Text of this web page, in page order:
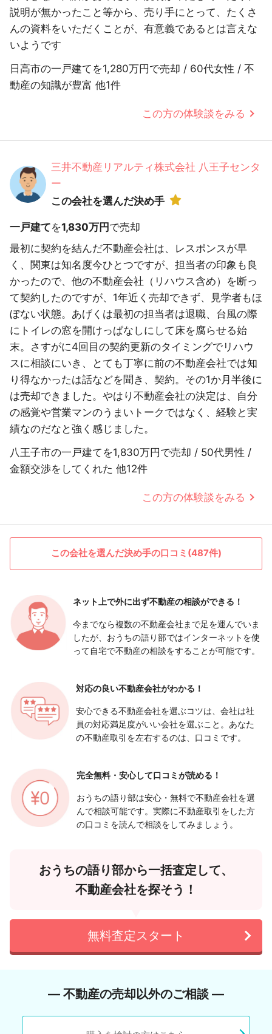
説明が無かったこと等から、売り手にとって、たくさ
んの資料をいただくことが、有意義であるとは言えな
いようです
日高市の一戸建てを1,280万円で売却 / 60代女性 / 不
動産の知識が豊富 他1件
この方の体験談をみる
三井不動産リアルティ株式会社 八王子センタ
ー
この会社を選んだ決め手
一戸建てを1,830万円で売却
最初に契約を結んだ不動産会社は、レスポンスが早
く、関東は知名度今ひとつですが、担当者の印象も良
かったので、他の不動産会社（リハウス含め）を断っ
て契約したのですが、1年近く売却できず、見学者もほ
ぼない状態。あげくは最初の担当者は退職、台風の際
にトイレの窓を開けっぱなしにして床を腐らせる始
末。さすがに4回目の契約更新のタイミングでリハウ
スに相談にいき、とても丁寧に前の不動産会社では知
り得なかったは話などを聞き、契約。その1か月半後に
は売却できました。やはり不動産会社の決定は、自分
の感覚や営業マンのうまいトークではなく、経験と実
績なのだなと強く感じました。
八王子市の一戸建てを1,830万円で売却 / 50代男性 /
金額交渉をしてくれた 他12件
この方の体験談をみる
この会社を選んだ決め手の口コミ(487件)
ネット上で外に出ず不動産の相談ができる！
今までなら複数の不動産会社まで足を運んでいま
したが、おうちの語り部ではインターネットを使
って自宅で不動産の相談をすることが可能です。
対応の良い不動産会社がわかる！
安心できる不動産会社を選ぶコツは、会社は社
員の対応満足度がいい会社を選ぶこと。あなた
の不動産取引を左右するのは、口コミです。
完全無料・安心して口コミが読める！
おうちの語り部は安心・無料で不動産会社を選
んで相談可能です。実際に不動産取引をした方
の口コミを読んで相談をしてみましょう。
おうちの語り部から一括査定して、
不動産会社を探そう！
無料査定スタート
― 不動産の売却以外のご相談 ―